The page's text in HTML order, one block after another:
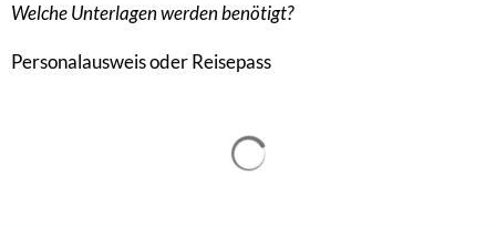
Welche Unterlagen werden benötigt?
Personalausweis oder Reisepass